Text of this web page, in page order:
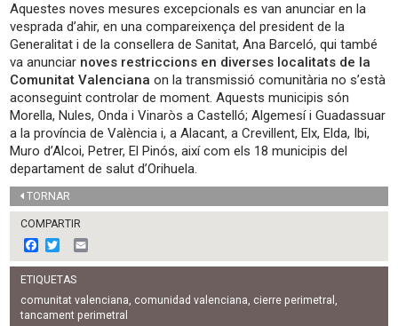
Aquestes noves mesures excepcionals es van anunciar en la
vesprada d’ahir, en una compareixença del president de la
Generalitat i de la consellera de Sanitat, Ana Barceló, qui també
va anunciar noves restriccions en diverses localitats de la
Comunitat Valenciana on la transmissió comunitària no s’està
aconseguint controlar de moment. Aquests municipis són
Morella, Nules, Onda i Vinaròs a Castelló; Algemesí i Guadassuar
a la província de València i, a Alacant, a Crevillent, Elx, Elda, Ibi,
Muro d’Alcoi, Petrer, El Pinós, així com els 18 municipis del
departament de salut d’Orihuela.
TORNAR
COMPARTIR
F
a
c
e
b
o
w
i
t
t
e
m
l
ETIQUETAS
comunitat valenciana, comunidad valenciana, cierre perimetral ,
tancament perimetral